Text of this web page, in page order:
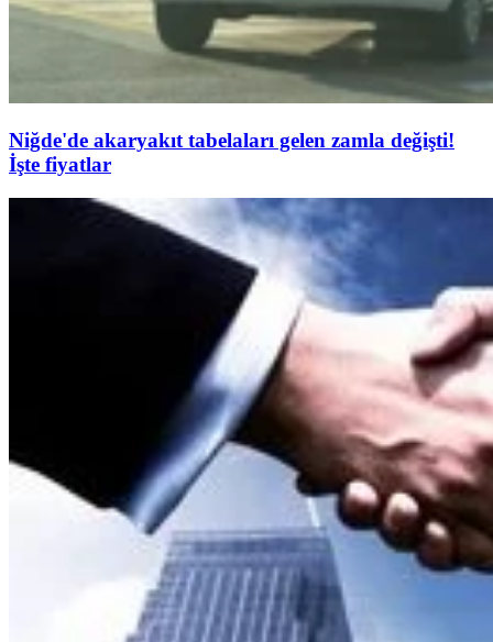
Niğde'de akaryakıt tabelaları gelen zamla değişti!
İşte fiyatlar